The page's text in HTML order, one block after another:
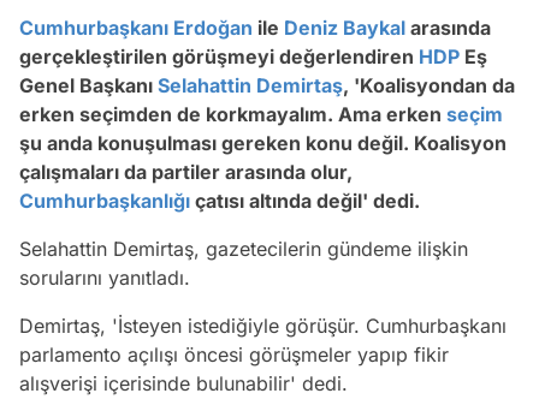
Cumhurbaşkanı Erdoğan ile Deniz Baykal arasında
gerçekleştirilen görüşmeyi değerlendiren HDP Eş
Genel Başkanı Selahattin Demirtaş, 'Koalisyondan da
erken seçimden de korkmayalım. Ama erken seçim
şu anda konuşulması gereken konu değil. Koalisyon
çalışmaları da partiler arasında olur,
Cumhurbaşkanlığı çatısı altında değil' dedi.
Selahattin Demirtaş, gazetecilerin gündeme ilişkin
sorularını yanıtladı.
Demirtaş, 'İsteyen istediğiyle görüşür. Cumhurbaşkanı
parlamento açılışı öncesi görüşmeler yapıp fikir
alışverişi içerisinde bulunabilir' dedi.